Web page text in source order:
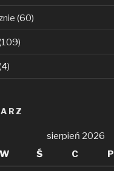
(60)
sierpień 2026
W Ś C P